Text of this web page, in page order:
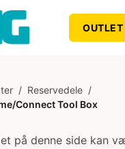
OUTLET
/ Reservedele /
Connect Tool Box
på denne side kan